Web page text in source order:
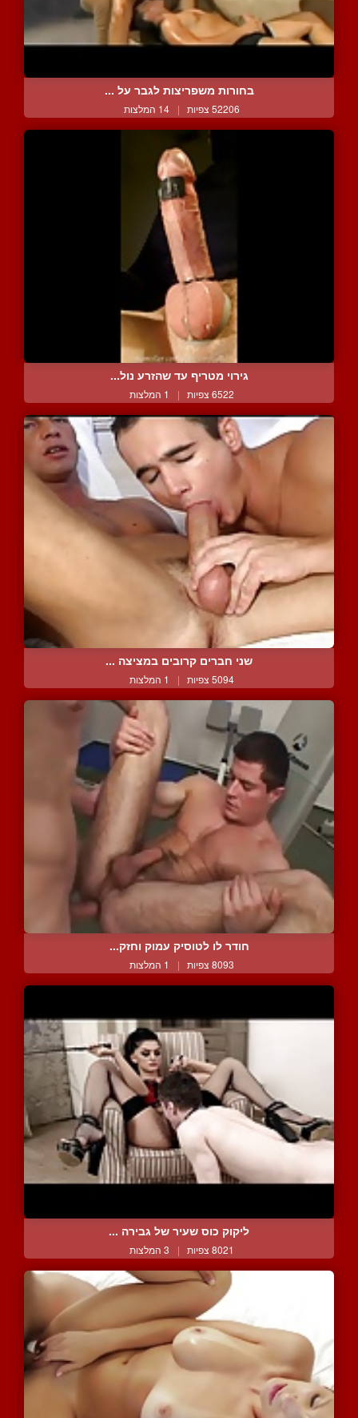
בחורות משפריצות לגבר על ...
52206 צפיות | 14 המלצות
גירוי מטריף עד שהזרע נול...
6522 צפיות | 1 המלצות
שני חברים קרובים במציצה ...
5094 צפיות | 1 המלצות
חודר לו לטוסיק עמוק וחזק...
8093 צפיות | 1 המלצות
ליקוק כוס שעיר של גבירה ...
8021 צפיות | 3 המלצות